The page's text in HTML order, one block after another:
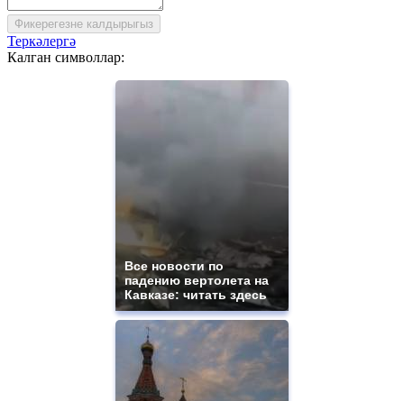
Фикерегезне калдырыгыз
Теркәлергә
Калган символлар:
Все новости по
падению вертолета на
Кавказе: читать здесь